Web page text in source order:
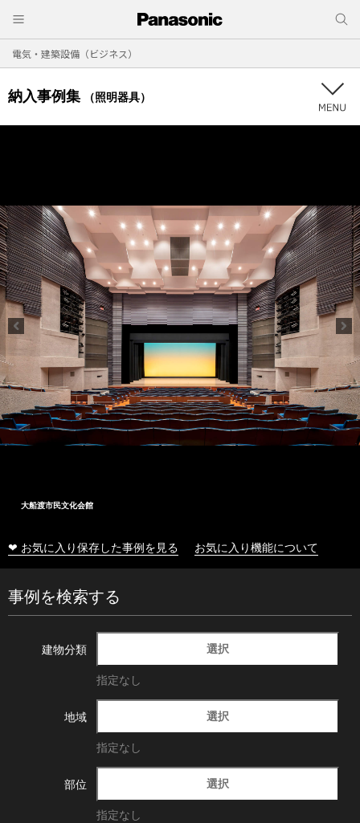
電気・建築設備（ビジネス）
納入事例集 （照明器具）
大船渡市民文化会館
❤ お気に入り保存した事例を見る お気に入り機能について
事例を検索する
建物分類 選択
指定なし
地域 選択
指定なし
部位 選択
指定なし